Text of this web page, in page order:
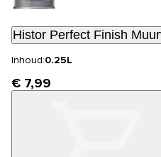
Histor Perfect Finish
Inhoud:0.25L
€ 7,99